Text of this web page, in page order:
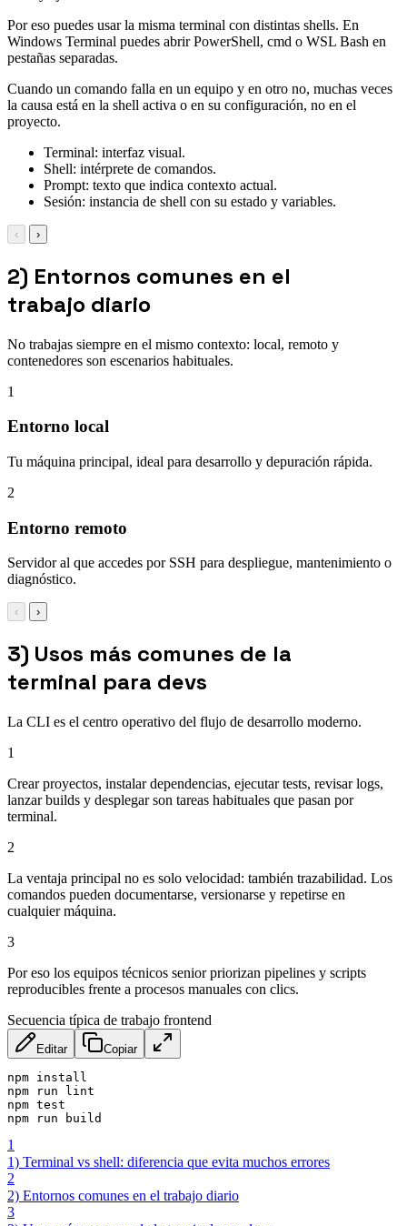
Por eso puedes usar la misma terminal con distintas shells. En
Windows Terminal puedes abrir PowerShell, cmd o WSL Bash en
pestañas separadas.
Cuando un comando falla en un equipo y en otro no, muchas veces
la causa está en la shell activa o en su configuración, no en el
proyecto.
Terminal: interfaz visual.
Shell: intérprete de comandos.
Prompt: texto que indica contexto actual.
Sesión: instancia de shell con su estado y variables.
‹ ›
2) Entornos comunes en el
trabajo diario
No trabajas siempre en el mismo contexto: local, remoto y
contenedores son escenarios habituales.
1
Entorno local
Tu máquina principal, ideal para desarrollo y depuración rápida.
2
Entorno remoto
Servidor al que accedes por SSH para despliegue, mantenimiento o
diagnóstico.
‹ ›
3) Usos más comunes de la
terminal para devs
La CLI es el centro operativo del flujo de desarrollo moderno.
1
Crear proyectos, instalar dependencias, ejecutar tests, revisar logs,
lanzar builds y desplegar son tareas habituales que pasan por
terminal.
2
La ventaja principal no es solo velocidad: también trazabilidad. Los
comandos pueden documentarse, versionarse y repetirse en
cualquier máquina.
3
Por eso los equipos técnicos senior priorizan pipelines y scripts
reproducibles frente a procesos manuales con clics.
Secuencia típica de trabajo frontend
Editar Copiar
npm install
npm run lint
npm test
npm run build
1
1) Terminal vs shell: diferencia que evita muchos errores
2
2) Entornos comunes en el trabajo diario
3